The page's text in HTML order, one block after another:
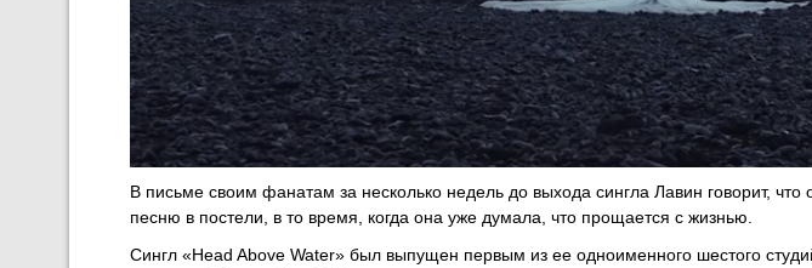
В письме своим фанатам за несколько недель до выхода сингла Лавин говорит,
песню в постели, в то время, когда она уже думала, что прощается с жизнью.
Сингл «Head Above Water» был выпущен первым из ее одноименного шестого